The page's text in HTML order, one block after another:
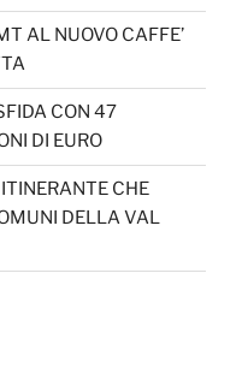
AL NUOVO CAFFE’
CON 47
DI EURO
CHE
DELLA VAL